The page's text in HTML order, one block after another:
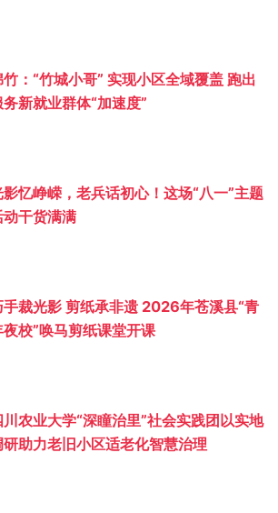
竹：“竹城小哥” 实现小区全域覆盖 跑出
务新就业群体“加速度”
影忆峥嵘，老兵话初心！这场“八一”主题
动干货满满
手裁光影 剪纸承非遗 2026年苍溪县“青
夜校”唤马剪纸课堂开课
川农业大学“深瞳治里”社会实践团以实地
研助力老旧小区适老化智慧治理